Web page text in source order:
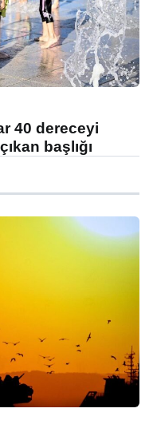
40 dereceyi
başlığı